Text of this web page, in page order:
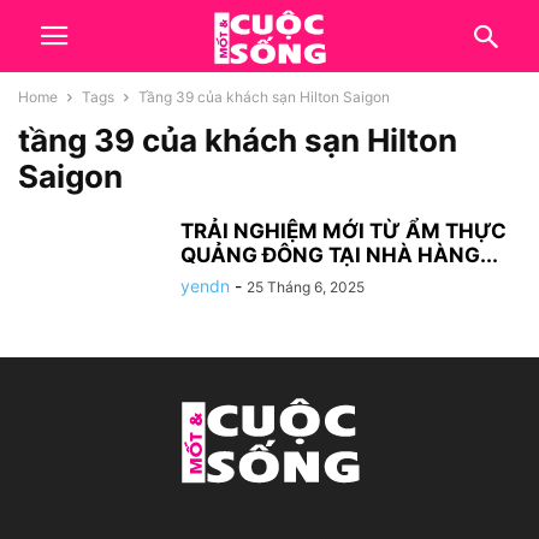
Home Tags Tầng 39 của khách sạn Hilton Saigon
tầng 39 của khách sạn Hilton
Saigon
TRẢI NGHIỆM MỚI TỪ ẨM THỰC
QUẢNG ĐÔNG TẠI NHÀ HÀNG...
yendn - 25 Tháng 6, 2025